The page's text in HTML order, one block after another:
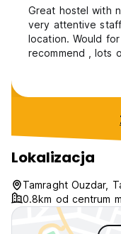
Great hostel with
very attentive
location. Would for
recommend , lots
Lokalizacja
Tamraght Ouzdar,
0.8km od centrum